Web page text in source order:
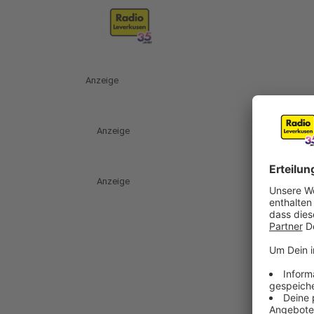
Anzeige
Anzeige
Anzeige